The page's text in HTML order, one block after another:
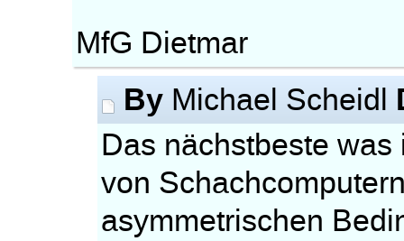
MfG Dietmar
By Michael Scheidl
Das nächstbeste
von
asymmetrischen